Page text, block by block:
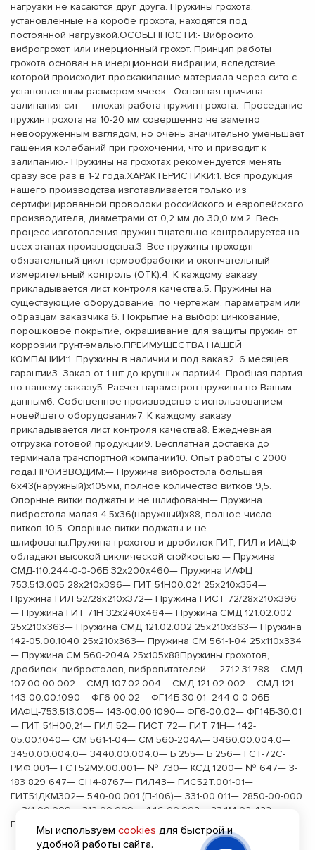
нагрузки не касаются друг друга. Пружины грохота,
установленные на коробе грохота, находятся под
постоянной нагрузкой.ОСОБЕННОСТИ:- Вибросито,
виброгрохот, или инерционный грохот. Принцип работы
грохота основан на инерционной вибрации, вследствие
которой происходит проскакивание материала через сито с
установленным размером ячеек.- Основная причина
залипания сит — плохая работа пружин грохота.- Проседание
пружин грохота на 10-20 мм совершенно не заметно
невооруженным взглядом, но очень значительно уменьшает
гашения колебаний при грохочении, что и приводит к
залипанию.- Пружины на грохотах рекомендуется менять
сразу все раз в 1-2 года.ХАРАКТЕРИСТИКИ:1. Вся продукция
нашего производства изготавливается только из
сертифицированной проволоки российского и европейского
производителя, диаметрами от 0,2 мм до 30,0 мм.2. Весь
процесс изготовления пружин тщательно контролируется на
всех этапах производства.3. Все пружины проходят
обязательный цикл термообработки и окончательный
измерительный контроль (ОТК).4. К каждому заказу
прикладывается лист контроля качества.5. Пружины на
существующие оборудование, по чертежам, параметрам или
образцам заказчика.6. Покрытие на выбор: цинкование,
порошковое покрытие, окрашивание для защиты пружин от
коррозии грунт-эмалью.ПРЕИМУЩЕСТВА НАШЕЙ
КОМПАНИИ:1. Пружины в наличии и под заказ2. 6 месяцев
гарантии3. Заказ от 1 шт до крупных партий4. Пробная партия
по вашему заказу5. Расчет параметров пружины по Вашим
данным6. Собственное производство с использованием
новейшего оборудования7. К каждому заказу
прикладывается лист контроля качества8. Ежедневная
отгрузка готовой продукции9. Бесплатная доставка до
терминала транспортной компании10. Опыт работы с 2000
года.ПРОИЗВОДИМ:— Пружина вибростола большая
6х43(наружный)х105мм, полное количество витков 9,5.
Опорные витки поджаты и не шлифованы— Пружина
вибростола малая 4,5х36(наружный)х88, полное число
витков 10,5. Опорные витки поджаты и не
шлифованы.Пружина грохотов и дробилок ГИТ, ГИЛ и ИАЦФ
обладают высокой циклической стойкостью.— Пружина
СМД-110.244-0-0-06Б 32х200х460— Пружина ИАФЦ
753.513.005 28х210х396— ГИТ 51Н00.021 25х210х354—
Пружина ГИЛ 52/28х210х372— Пружина ГИСТ 72/28х210х396
— Пружина ГИТ 71Н 32х240х464— Пружина СМД 121.02.002
25х210х363— Пружина СМД 121.02.002 25х210х363— Пружина
142-05.00.1040 25х210х363— Пружина СМ 561-1-04 25х110х334
— Пружина СМ 560-204А 25х105х88Пружины грохотов,
дробилок, вибростолов, вибропитателей.— 2712.31.788— СМД
107.00.00.002— СМД 107.02.004— СМД 121 02 002— СМД 121—
143-00.00.1090— ФГ6-00.02— ФГ14Б-30.01- 244-0-0-06Б—
ИАФЦ-753.513.005— 143-00.00.1090— ФГ6-00.02— ФГ14Б-30.01
— ГИТ 51Н00,21— ГИЛ 52— ГИСТ 72— ГИТ 71Н— 142-
05.00.1040— СМ 561-1-04— СМ 560-204А— 3460.00.004.0—
3450.00.004.0— 3440.00.004.0— Б 255— Б 256— ГСТ-72С-
РИФ.001— ГСТ52МУ.00.001— № 730— КСД 1200— № 647— 3-
183 829 647— СН4-8767— ГИЛ43— ГИС52Т.001-01—
ГИТ51ДКМ302— 540-00.001 (П-106)— 331-00.011— 2850-00-000
— 311-00.009— 312-00.009— 446-00.002— 234М-02-422—
Г13733.142.001Б— ОП-6А— ОП-6— ОП-3— ГИТ31.0001
Мы используемcookies для быстрой и
удобной работы сайта.